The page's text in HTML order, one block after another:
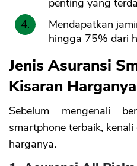
Mendapatkan
hingga 75% dari
Jenis Asuransi
Kisaran Harganya
Sebelum mengenali
smartphone terbaik,
harganya.